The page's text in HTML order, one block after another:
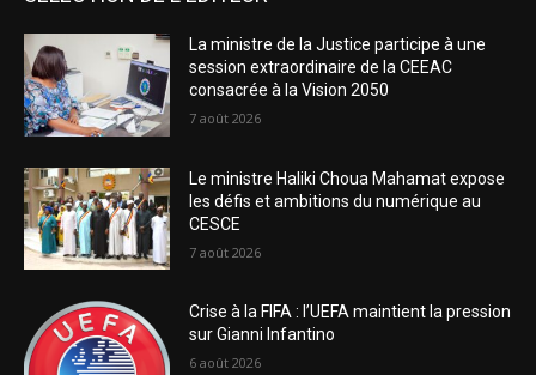
La ministre de la Justice participe à une
session extraordinaire de la CEEAC
consacrée à la Vision 2050
7 août 2026
Le ministre Haliki Choua Mahamat expose
les défis et ambitions du numérique au
CESCE
7 août 2026
Crise à la FIFA : l’UEFA maintient la pression
sur Gianni Infantino
6 août 2026